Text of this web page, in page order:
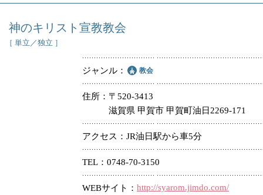
神のキリスト宣教教会
［ 単立／独立 ］
ジャンル 教会
住所
〒520-3413
滋賀県 甲賀市 甲賀町油日2269-171
アクセス JR油日駅から車5分
TEL 0748-70-3150
WEBサイト http://syarom.jimdo.com/